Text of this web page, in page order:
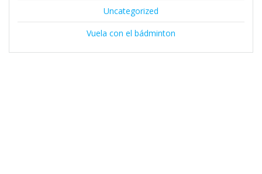
Uncategorized
Vuela con el bádminton